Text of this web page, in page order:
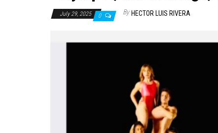
July 29, 2025 0 By HECTOR LUIS RIVERA